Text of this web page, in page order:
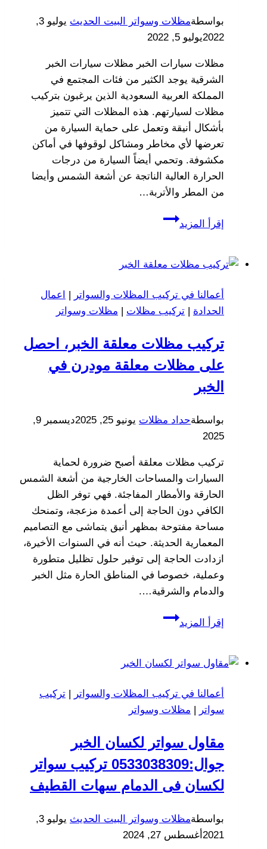
بواسطةمظلات وسواتر البيت الحديث
يوليو 3,
2022يوليو 5, 2022
مظلات سيارات الخبر مظلات سيارات الخبر
الشرقية يوجد الكثير من فئات المجتمع في
المملكة العربية السعودية الذين يرغبون بتركيب
مظلات لسيارتهم. هذه المظلات التي تتميز
بأشكال أنيقة وتعمل على حماية السيارة من
تعرضها لأي مخاطر ومشاكل لوقوفها في أماكن
مكشوفة. وتحمي أيضاً السيارة من درجات
الحرارة العالية الناتجة عن أشعة الشمس وأيضا
من المطر والأتربة…
إقرأ المزيد
مظلات
الشرقية
افضل
الانواع
أعمالنا في تركيب المظلات والسواتر
اعمال
الحدادة
تركيب مظلات مظلات وسواتر
تركيب مظلات معلقة الخبر، احصل
على مظلات معلقة مودرن في
الخبر
بواسطةحداد مظلات يونيو 25, 2025
ديسمبر 9,
2025
تركيب مظلات معلقة أصبح ضرورة لحماية
السيارات والمساحات الخارجية من أشعة الشمس
الحارقة والأمطار المفاجئة. فهي توفر الظل
الكافي دون الحاجة إلى أعمدة مزعجة، وتمنحك
مساحة مفتوحة بمظهر أنيق يتماشى مع التصاميم
المعمارية الحديثة. حيث أنه في السنوات الأخيرة،
ازدادت الحاجة إلى توفير حلول تظليل متطورة
وعملية، خصوصا في المناطق الحارة مثل الخبر
والدمام والشرقية….
إقرأ المزيد
تركيب
الخبر،
على
مظلات
مودرن
في
أعمالنا في تركيب المظلات والسواتر
تركيب
سواتر
مظلات وسواتر
مقاول سواتر لكسان الخبر
جوال:0533038309 تركيب سواتر
لكسان فى الدمام سهات القطيف
بواسطةمظلات وسواتر البيت الحديث
يوليو 3,
2021 أغسطس 27, 2024